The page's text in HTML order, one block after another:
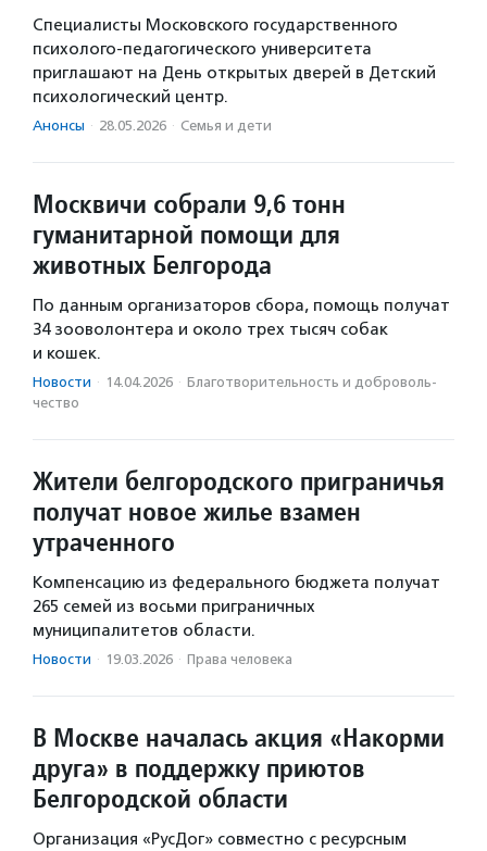
Специалисты Московского государственного
психолого-педагогического университета
приглашают на День открытых дверей в Детский
психологический центр.
Анонсы · 28.05.2026 · Семья и дети
Москвичи собрали 9,6 тонн
гуманитарной помощи для
животных Белгорода
По данным организаторов сбора, помощь получат
34 зооволонтера и около трех тысяч собак
и кошек.
Новости · 14.04.2026 · Благотвори­тель­ность и доброволь­
чест­во
Жители белгородского приграничья
получат новое жилье взамен
утраченного
Компенсацию из федерального бюджета получат
265 семей из восьми приграничных
муниципалитетов области.
Новости · 19.03.2026 · Права человека
В Москве началась акция «Накорми
друга» в поддержку приютов
Белгородской области
Организация «РусДог» совместно с ресурсным